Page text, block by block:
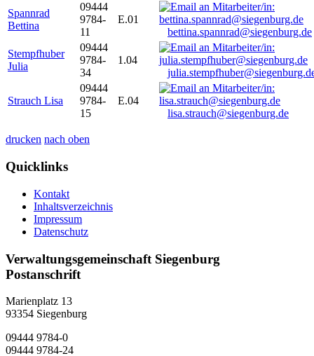
Spannrad
Bettina
09444
9784-
11
E.01
bettina.spannrad@siegenburg.de
Stempfhuber
Julia
09444
9784-
34
1.04
Strauch Lisa
09444
9784-
15
E.04
lisa.strauch@siegenburg.de
drucken nach oben
Quicklinks
Kontakt
Inhaltsverzeichnis
Impressum
Datenschutz
Verwaltungsgemeinschaft Siegenburg
Postanschrift
Marienplatz 13
93354 Siegenburg
09444 9784-0
09444 9784-24